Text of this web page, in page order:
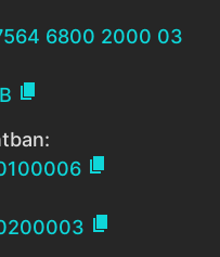
6800 2000 03


